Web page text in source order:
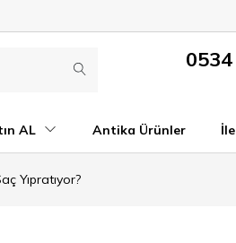
AL Antika Ürünler
Yıpratıyor?